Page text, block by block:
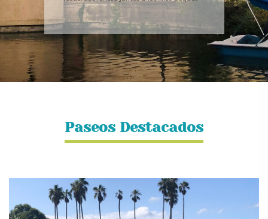
Paseos Destacados